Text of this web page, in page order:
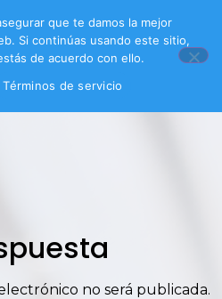
no será publicada.
que te damos la mejor
Si continúas usando este sitio,
de acuerdo con ello.
Términos de servicio